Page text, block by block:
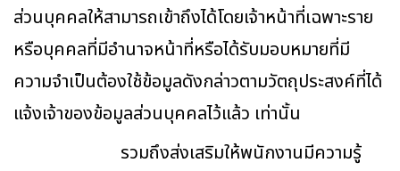
ส่วนบุคคลให้สามารถเข้าถึงได้โดยเจ้าหน้าที่เฉพาะราย
หรือบุคคลที่มีอำนาจหน้าที่หรือได้รับมอบหมายที่มี
ความจำเป็นต้องใช้ข้อมูลดังกล่าวตามวัตถุประสงค์ที่ได้
แจ้งเจ้าของข้อมูลส่วนบุคคลไว้แล้ว เท่านั้น
รวมถึงส่งเสริมให้พนักงานมีความรู้